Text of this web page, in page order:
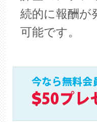
続的に報酬が
可能です。